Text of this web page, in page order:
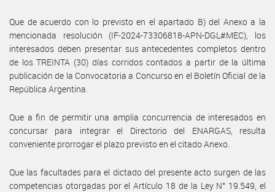
Que de acuerdo con lo previsto en el apartado B) del Anexo a la
mencionada resolución (IF-2024-73306818-APN-DGL#MEC), los
interesados deben presentar sus antecedentes completos dentro
de los TREINTA (30) días corridos contados a partir de la última
publicación de la Convocatoria a Concurso en el Boletín Oficial de la
República Argentina.
Que a fin de permitir una amplia concurrencia de interesados en
concursar para integrar el Directorio del ENARGAS, resulta
conveniente prorrogar el plazo previsto en el citado Anexo.
Que las facultades para el dictado del presente acto surgen de las
competencias otorgadas por el Artículo 18 de la Ley N° 19.549, el